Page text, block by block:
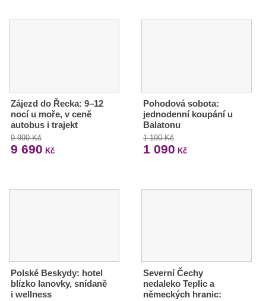
Zájezd do Řecka: 9–12
nocí u moře, v ceně
autobus i trajekt
9 990 Kč
9 690 Kč
Pohodová sobota:
jednodenní koupání u
Balatonu
1 190 Kč
1 090 Kč
Polské Beskydy: hotel
blízko lanovky, snídaně
i wellness
Severní Čechy
nedaleko Teplic a
německých hranic: